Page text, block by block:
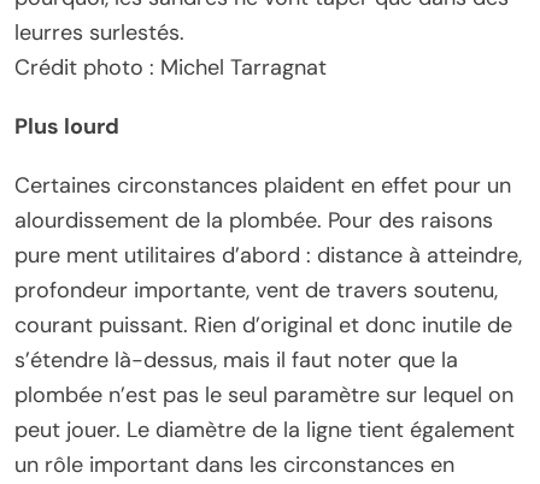
leurres surlestés.
Crédit photo : Michel Tarragnat
Plus lourd
Certaines circonstances plaident en effet pour un
alourdissement de la plombée. Pour des raisons
pure ment utilitaires d’abord : distance à atteindre,
profondeur importante, vent de travers soutenu,
courant puissant. Rien d’original et donc inutile de
s’étendre là-dessus, mais il faut noter que la
plombée n’est pas le seul paramètre sur lequel on
peut jouer. Le diamètre de la ligne tient également
un rôle important dans les circonstances en